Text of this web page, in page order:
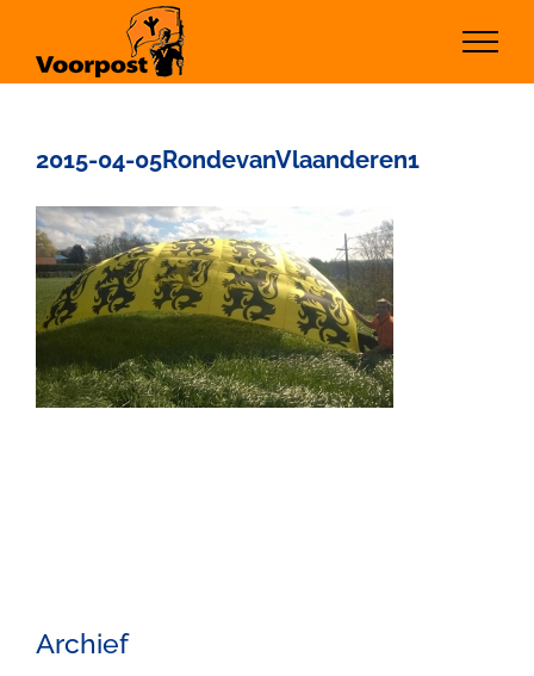
inhoud
2015-04-05RondevanVlaanderen1
Archief